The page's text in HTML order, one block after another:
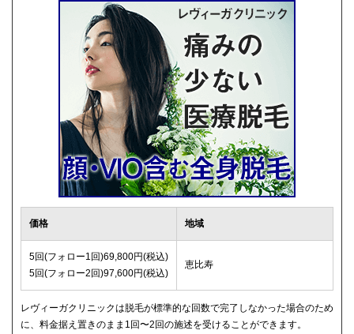
価格 地域
5回(フォロー1回)69,800円(税込)
5回(フォロー2回)97,600円(税込)
恵比寿
レヴィーガクリニックは脱毛が標準的な回数で完了しなかった場合のため
に、料金据え置きのまま1回〜2回の施述を受けることができます。